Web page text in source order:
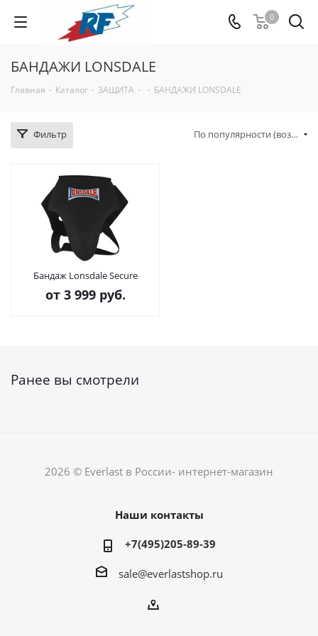
0
БАНДАЖИ LONSDALE
Главная - Каталог - ЗАЩИТА - - БАНДАЖИ LONSDALE
Фильтр По популярности (возрастание)
Бандаж Lonsdale Secure
от 3 999 руб.
Ранее вы смотрели
2026 © Everlast в России- интернет-магазин
Наши контакты
+7(495)205-89-39
sale@everlastshop.ru